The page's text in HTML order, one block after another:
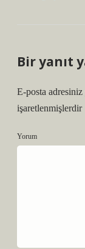
Bir yanıt
E-posta adresiniz
işaretlenmişlerdir
Yorum